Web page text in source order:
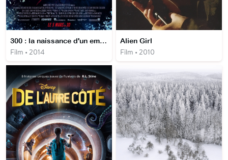
300 : la naissance d'un empire
Film • 2014
Alien Girl
Film • 2010